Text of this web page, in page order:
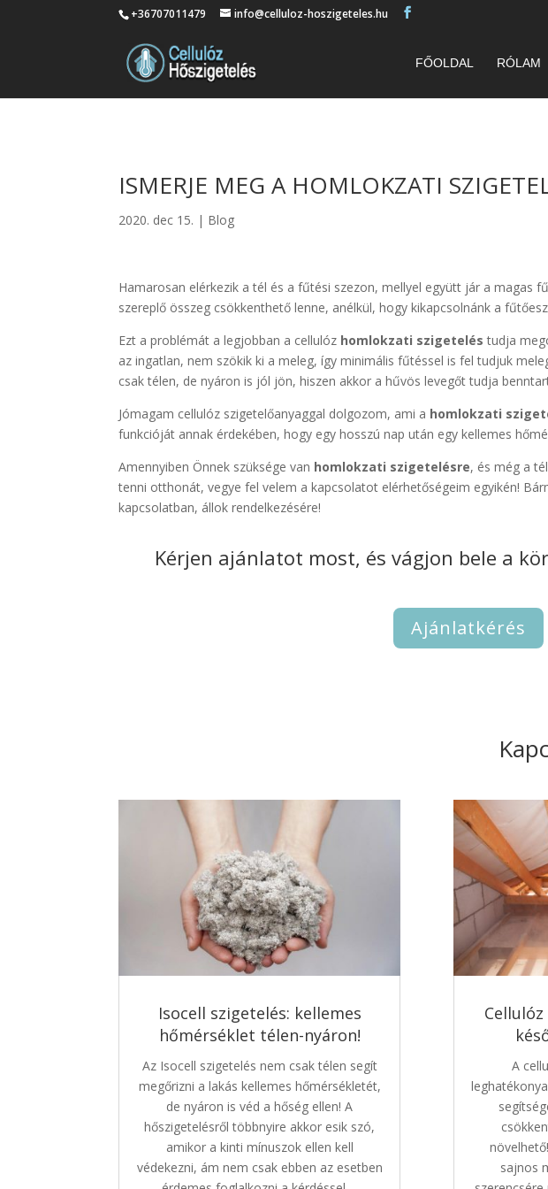
+36707011479 info@celluloz-hoszigeteles.hu
FŐOLDAL RÓLAM
ISMERJE MEG A HOMLOKZATI
2020. dec 15. | Blog
Hamarosan elérkezik a tél és a fűtési szezon, mellyel együtt jár a magas
szereplő összeg csökkenthető lenne, anélkül, hogy kikapcsolnánk a
Ezt a problémát a legjobban a cellulóz homlokzati szigetelés tudja
az ingatlan, nem szökik ki a meleg, így minimális fűtéssel is fel tudjuk
csak télen, de nyáron is jól jön, hiszen akkor a hűvös levegőt tudja
Jómagam cellulóz szigetelőanyaggal dolgozom, ami a homlokzati
funkcióját annak érdekében, hogy egy hosszú nap után egy kellemes
Amennyiben Önnek szüksége van homlokzati szigetelésre, és még a
tenni otthonát, vegye fel velem a kapcsolatot elérhetőségeim egyikén!
kapcsolatban, állok rendelkezésére!
Kérjen ajánlatot most, és vágjon bele a
Ajánlatkérés
Isocell szigetelés: kellemes
hőmérséklet télen-nyáron!
Az Isocell szigetelés nem csak télen segít
megőrizni a lakás kellemes hőmérsékletét,
de nyáron is véd a hőség ellen! A
hőszigetelésről többnyire akkor esik szó,
amikor a kinti mínuszok ellen kell
védekezni, ám nem csak ebben az esetben
A
sajnos